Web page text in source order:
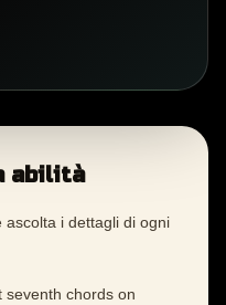
abilità
ascolta i dettagli di ogni
seventh chords on